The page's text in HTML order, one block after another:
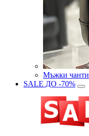
Мъжки чанти
SALE ДО -70%